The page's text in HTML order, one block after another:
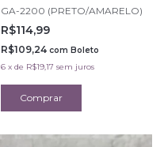
GA-2200 (PRETO/AMARELO)
R$114,99
R$109,24 com Boleto
6 x de R$19,17 sem juros